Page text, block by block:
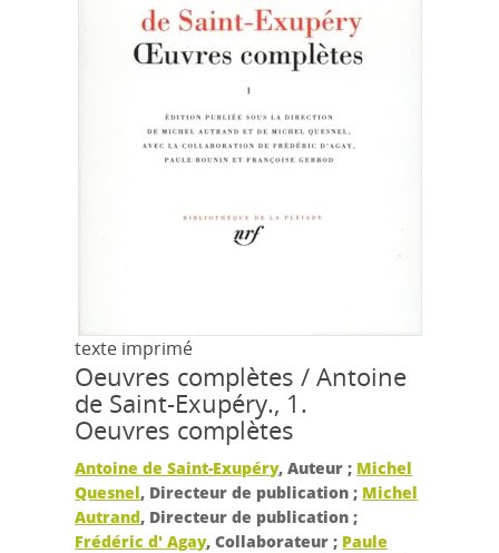
texte imprimé
Oeuvres complètes / Antoine
de Saint-Exupéry., 1.
Oeuvres complètes
Antoine de Saint-Exupéry, Auteur ; Michel
Quesnel, Directeur de publication ; Michel
Autrand, Directeur de publication ;
Frédéric d' Agay, Collaborateur ; Paule